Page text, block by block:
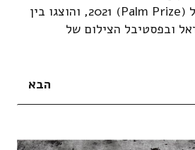
מועמדים לפרס דקל (Palm Prize) 2021, והוצגו בין
ובפסטיבל הצילום של
הבא